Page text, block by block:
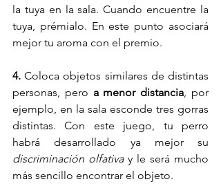
la tuya en la sala. Cuando encuentre la
tuya, prémialo. En este punto asociará
mejor tu aroma con el premio.
4. Coloca objetos similares de distintas
personas, pero a menor distancia , por
ejemplo, en la sala esconde tres gorras
distintas. Con este juego, tu perro
discriminación olfativa y le será mucho
más sencillo encontrar el objeto.